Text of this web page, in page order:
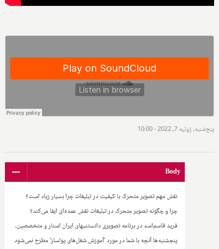
پنج‌شنبه, ژوئیه 7, 2022 - 10:00
Body
نقش مهم تصویر متحرک با کیفیت در تبلیغات چرا بسیار زیاد است؟
چرا و چگونه تصویر متحرک در تبلیغات نقش عمده‌ای ایفا می‌کند؟
فرید قاسم‌اسد در برنامه تصویری دانستنیهای ایران استار و متخصصین،
پنجشنبه‌ها آنچه با شما در مورد 'آموزش شغل‌های پولساز' مطرح نمی‌شود